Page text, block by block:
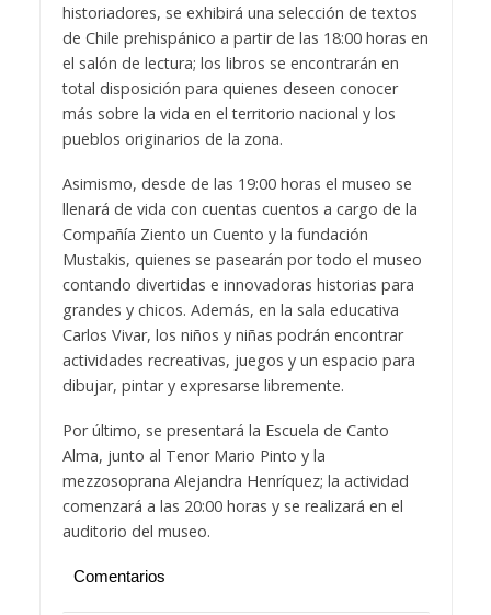
historiadores, se exhibirá una selección de textos
de Chile prehispánico a partir de las 18:00 horas en
el salón de lectura; los libros se encontrarán en
total disposición para quienes deseen conocer
más sobre la vida en el territorio nacional y los
pueblos originarios de la zona.
Asimismo, desde de las 19:00 horas el museo se
llenará de vida con cuentas cuentos a cargo de la
Compañía Ziento un Cuento y la fundación
Mustakis, quienes se pasearán por todo el museo
contando divertidas e innovadoras historias para
grandes y chicos. Además, en la sala educativa
Carlos Vivar, los niños y niñas podrán encontrar
actividades recreativas, juegos y un espacio para
dibujar, pintar y expresarse libremente.
Por último, se presentará la Escuela de Canto
Alma, junto al Tenor Mario Pinto y la
mezzosoprana Alejandra Henríquez; la actividad
comenzará a las 20:00 horas y se realizará en el
auditorio del museo.
Comentarios